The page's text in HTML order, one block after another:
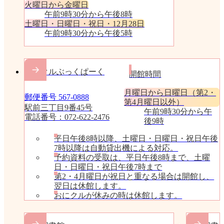
火曜日から金曜日
午前9時30分から午後8時
土曜日・日曜日・祝日・12月28日
午前9時30分から午後5時
おにクルぶっくぱーく
郵便番号 567-0888
駅前三丁目9番45号
電話番号：072-622-2476
開館時間
月曜日から日曜日（第2・
第4月曜日以外）
午前9時30分から午
後9時
平日午後8時以降、土曜日・日曜日・祝日午後
7時以降は自動貸出機による対応。
予約資料の受取は、平日午後8時まで、土曜
日・日曜日・祝日午後7時まで
第2・4月曜日が祝日と重なる場合は開館し、
翌日は休館します。
おにクルが休みの時は休館します。